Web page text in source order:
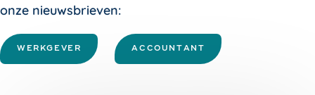
onze nieuwsbrieven:
WERKGEVER ACCOUNTANT